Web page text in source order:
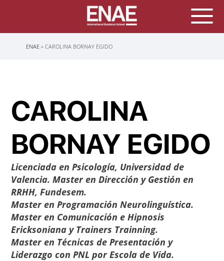
Sobrescribir
ENAE CAROLINA BORNAY EGIDO
CAROLINA
BORNAY EGIDO
Licenciada en Psicología, Universidad de
Valencia. Master en Dirección y Gestión en
RRHH, Fundesem.
Master en Programación Neurolinguística.
Master en Comunicación e Hipnosis
Ericksoniana y Trainers Trainning.
Master en Técnicas de Presentación y
Liderazgo con PNL por Escola de Vida.